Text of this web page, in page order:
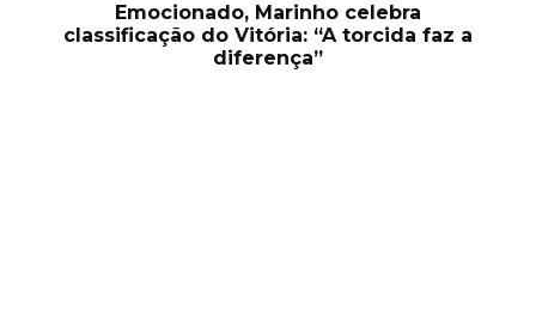
Emocionado, Marinho celebra
classificação do Vitória: “A torcida faz a
diferença”